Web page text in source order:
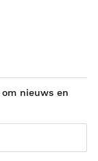
nieuws en